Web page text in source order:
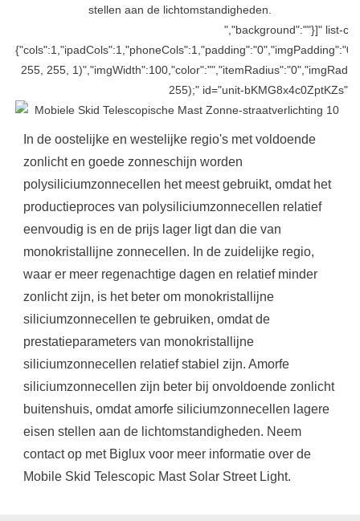
stellen aan de lichtomstandigheden.
","background":""}]" list-
255, 255,
255);" id="unit-bKMG8x4c0ZptKZs"
In de oostelijke en westelijke regio's met voldoende
zonlicht en goede zonneschijn worden
polysiliciumzonnecellen het meest gebruikt, omdat het
productieproces van polysiliciumzonnecellen relatief
eenvoudig is en de prijs lager ligt dan die van
monokristallijne zonnecellen. In de zuidelijke regio,
waar er meer regenachtige dagen en relatief minder
zonlicht zijn, is het beter om monokristallijne
siliciumzonnecellen te gebruiken, omdat de
prestatieparameters van monokristallijne
siliciumzonnecellen relatief stabiel zijn. Amorfe
siliciumzonnecellen zijn beter bij onvoldoende zonlicht
buitenshuis, omdat amorfe siliciumzonnecellen lagere
eisen stellen aan de lichtomstandigheden. Neem
contact op met Biglux voor meer informatie over de
Mobile Skid Telescopic Mast Solar Street Light.